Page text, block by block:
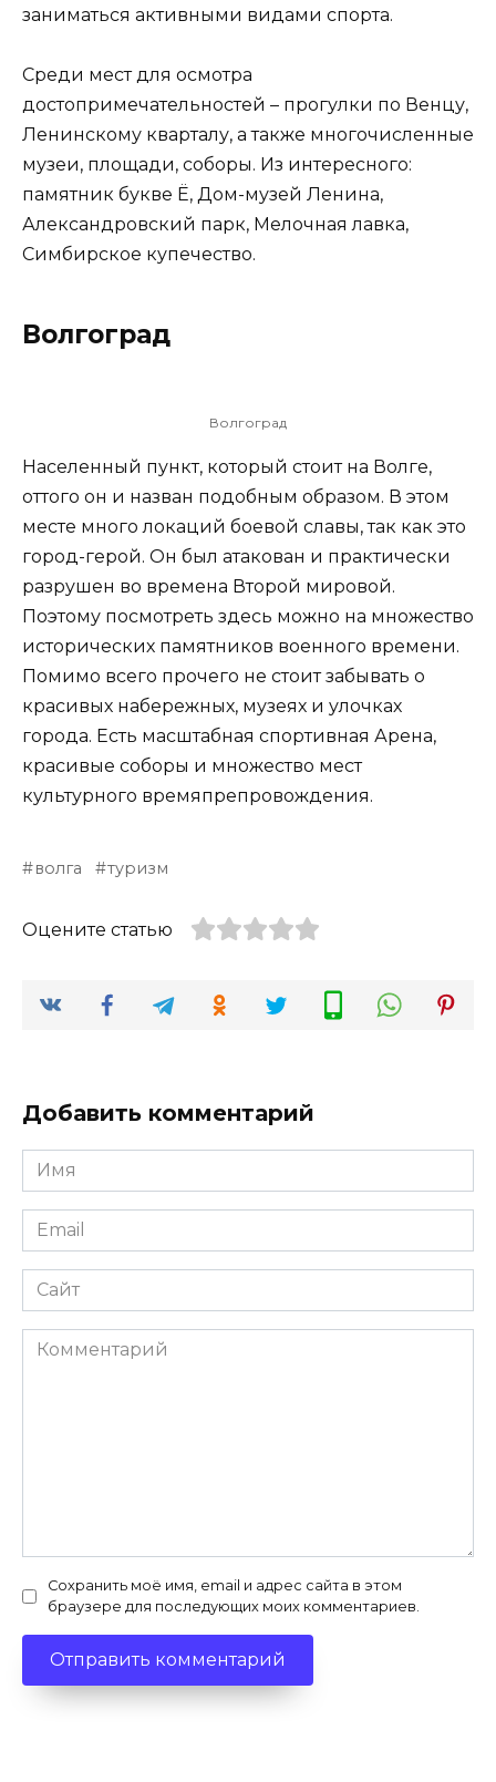
заниматься активными видами спорта.
Среди мест для осмотра
достопримечательностей – прогулки по Венцу,
Ленинскому кварталу, а также многочисленные
музеи, площади, соборы. Из интересного:
памятник букве Ё, Дом-музей Ленина,
Александровский парк, Мелочная лавка,
Симбирское купечество.
Волгоград
Волгоград
Населенный пункт, который стоит на Волге,
оттого он и назван подобным образом. В этом
месте много локаций боевой славы, так как это
город-герой. Он был атакован и практически
разрушен во времена Второй мировой.
Поэтому посмотреть здесь можно на множество
исторических памятников военного времени.
Помимо всего прочего не стоит забывать о
красивых набережных, музеях и улочках
города. Есть масштабная спортивная Арена,
красивые соборы и множество мест
культурного времяпрепровождения.
волга туризм
Оцените статью
Добавить комментарий
Имя
*
Email
*
Сайт
Комментарий
Сохранить моё имя, email и адрес сайта в этом
браузере для последующих моих комментариев.